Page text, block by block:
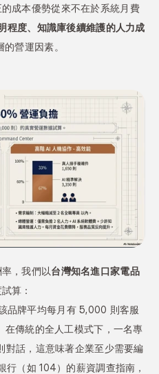
成本優勢從來不在於系統月費
程度、知識庫後續維護的人力成
營運因素。
，我們以台灣知名進口家電品
算：
品牌平均每月有 5,000 則客服
傳統的全人工模式下，一名專
對話，這意味著企業至少需要編
（如 104）的薪資調查指南，